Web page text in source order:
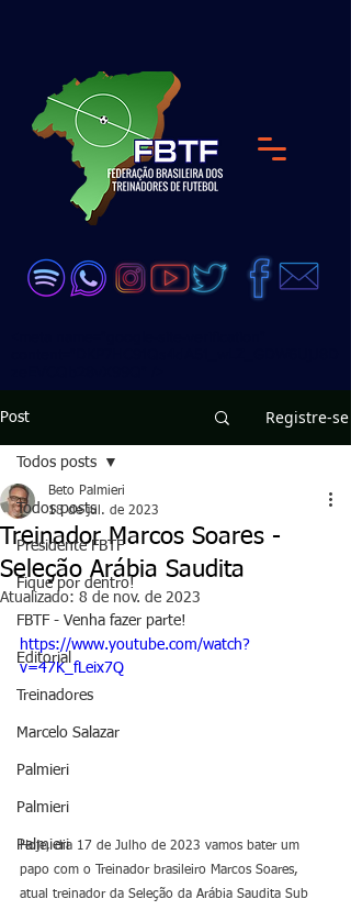
Post Registre-se
Todos posts
Presidente FBTF
Fique por dentro!
FBTF - Venha fazer parte!
Editorial
Treinadores
Marcelo Salazar
Palmieri
Palmieri
Palmieri
Todos posts
Treinador Marcos Soares -
Seleção Arábia Saudita
Beto Palmieri
18 de jul. de 2023
Atualizado: 8 de nov. de 2023
https://www.youtube.com/watch?
v=47K_fLeix7Q
Hoje, dia 17 de Julho de 2023 vamos bater um
papo com o Treinador brasileiro Marcos Soares,
atual treinador da Seleção da Arábia Saudita Sub